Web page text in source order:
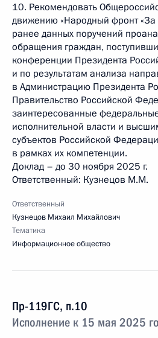
10. Рекомендовать
движению «Народный фронт «За
ранее данных поручений
обращения граждан,
конференции Президента
и по результатам анализа
в Администрацию Президента
Правительство Российской
заинтересованные
исполнительной власти и
субъектов Российской
в рамках их компетенции.
Доклад – до 30 ноября 2025 г.
Ответственный: Кузнецов М.М.
Ответственный
Кузнецов Михаил Михайлович
Тематика
Информационное общество
Пр-119ГС, п.10
Исполнение к 15 мая 2025